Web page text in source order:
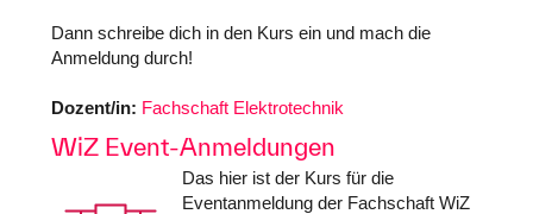
Dann schreibe dich in den Kurs ein und mach die
Anmeldung durch!
Dozent/in: Fachschaft Elektrotechnik
WiZ Event-Anmeldungen
Das hier ist der Kurs für die
Eventanmeldung der Fachschaft WiZ